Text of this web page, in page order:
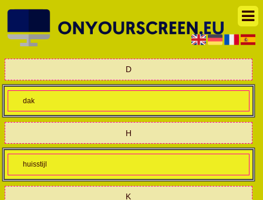
D
dak
H
huisstijl
K